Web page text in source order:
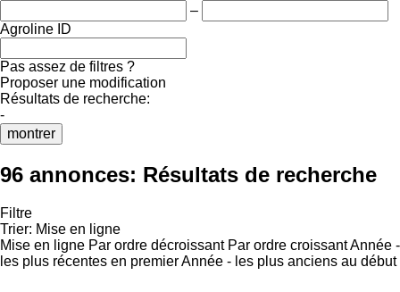
–
Agroline ID
Pas assez de filtres ?
Proposer une modification
Résultats de recherche:
-
montrer
96 annonces: Résultats de recherche
Filtre
Trier: Mise en ligne
Mise en ligne Par ordre décroissant Par ordre croissantAnnée -
les plus récentes en premierAnnée - les plus anciens au début